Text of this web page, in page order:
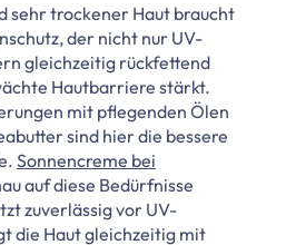
sehr trockener Haut braucht
der nicht nur UV-
gleichzeitig rückfettend
Hautbarriere stärkt.
mit pflegenden Ölen
sind hier die bessere
Sonnencreme bei
auf diese Bedürfnisse
zuverlässig vor UV-
die Haut gleichzeitig mit